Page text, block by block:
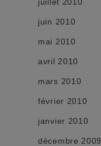
juin 2010
mai 2010
avril 2010
mars 2010
février 2010
janvier 2010
décembre 2009